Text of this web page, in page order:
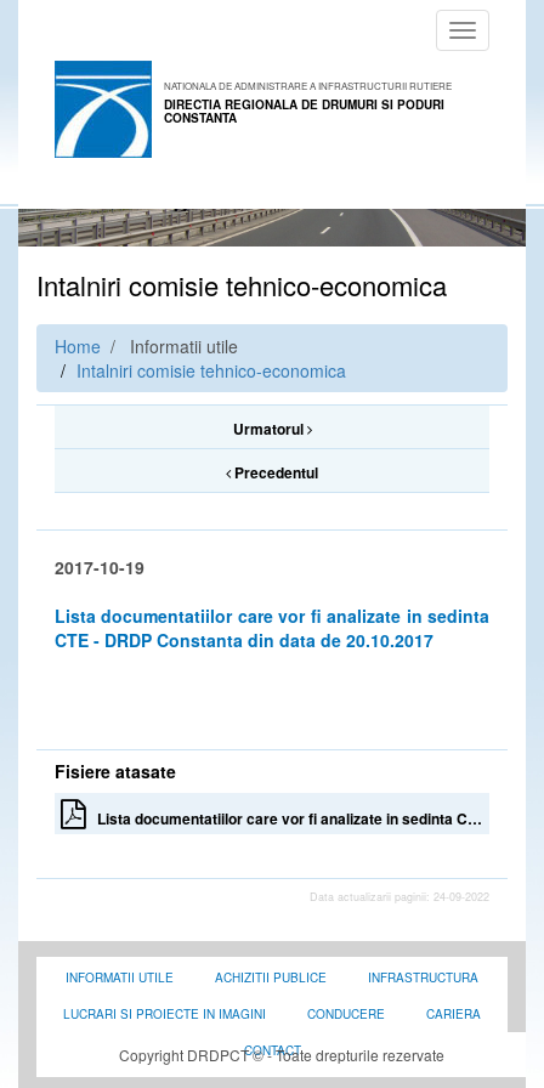
Toggle
navigation
NATIONALA DE ADMINISTRARE A INFRASTRUCTURII RUTIERE
DIRECTIA REGIONALA DE DRUMURI SI PODURI
CONSTANTA
Intalniri comisie tehnico-economica
Home / Informatii utile
Intalniri comisie tehnico-economica
Urmatorul
Precedentul
2017-10-19
Lista documentatiilor care vor fi analizate in sedinta
CTE - DRDP Constanta din data de 20.10.2017
Fisiere atasate
Lista documentatiilor care vor fi analizate in sedinta CTE - DRDP Constanta din data de 20.10.2017
Data actualizarii paginii: 24-09-2022
INFORMATII UTILE ACHIZITII PUBLICE INFRASTRUCTURA
LUCRARI SI PROIECTE IN IMAGINI CONDUCERE CARIERA
CONTACT
Copyright DRDPCT © - Toate drepturile rezervate